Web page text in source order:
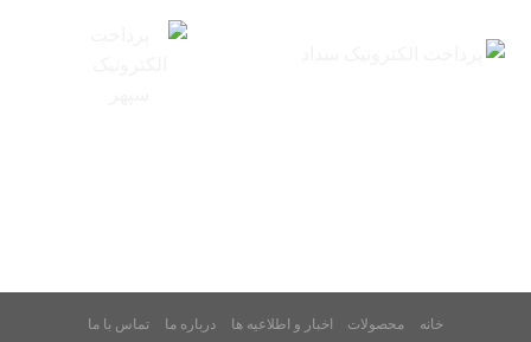
خانه محصولات اخبار و اطلاعیه ها درباره ما تماس با ما